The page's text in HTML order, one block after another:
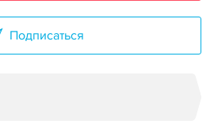
Подписаться